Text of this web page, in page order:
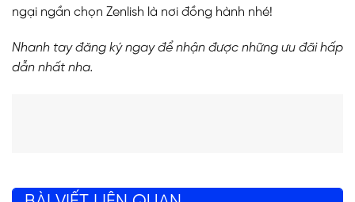
ngại ngần chọn Zenlish là nơi đồng hành nhé!
Nhanh tay đăng ký ngay để nhận được những ưu đãi hấp
dẫn nhất nha.